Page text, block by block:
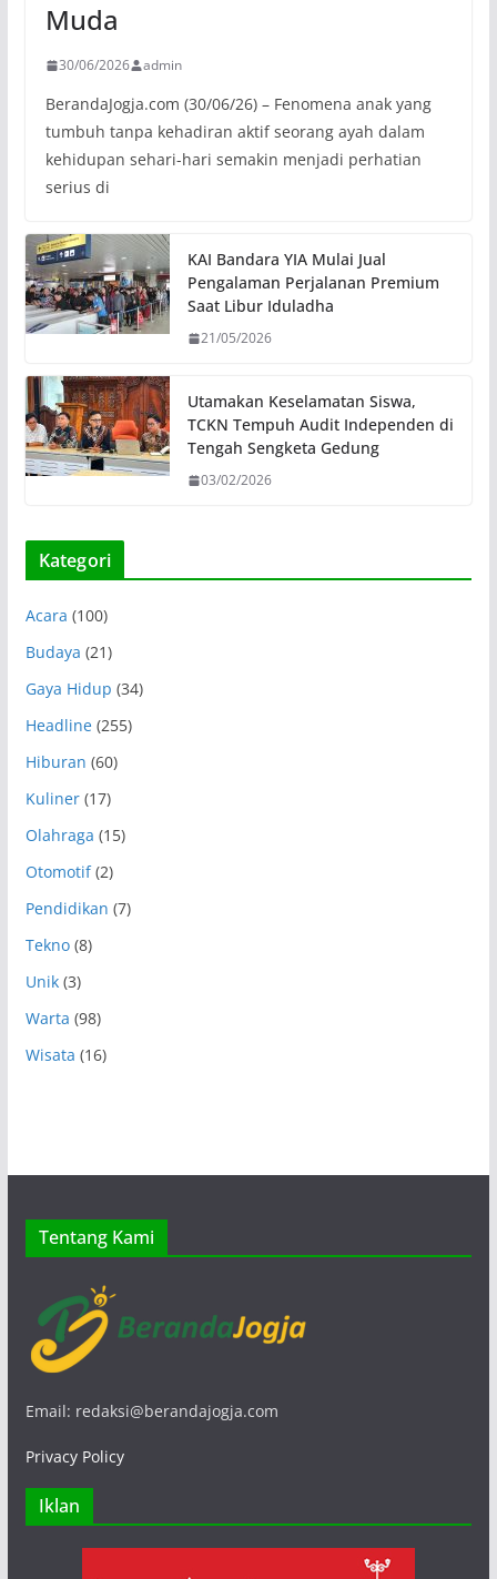
Muda
30/06/2026 admin
BerandaJogja.com (30/06/26) – Fenomena anak yang
tumbuh tanpa kehadiran aktif seorang ayah dalam
kehidupan sehari-hari semakin menjadi perhatian
serius di
KAI Bandara YIA Mulai Jual
Pengalaman Perjalanan Premium
Saat Libur Iduladha
21/05/2026
Utamakan Keselamatan Siswa,
TCKN Tempuh Audit Independen di
Tengah Sengketa Gedung
03/02/2026
Kategori
Acara (100)
Budaya (21)
Gaya Hidup (34)
Headline(255)
Hiburan (60)
Kuliner(17)
Olahraga (15)
Otomotif(2)
Pendidikan (7)
Tekno(8)
Unik(3)
Warta (98)
Wisata (16)
Tentang Kami
Email: redaksi@berandajogja.com
Privacy Policy
Iklan